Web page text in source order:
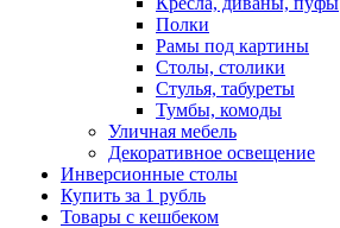
Полки
Рамы под картины
Столы, столики
Стулья, табуреты
Тумбы, комоды
Уличная мебель
Декоративное освещение
Инверсионные столы
Купить за 1 рубль
Товары с кешбеком